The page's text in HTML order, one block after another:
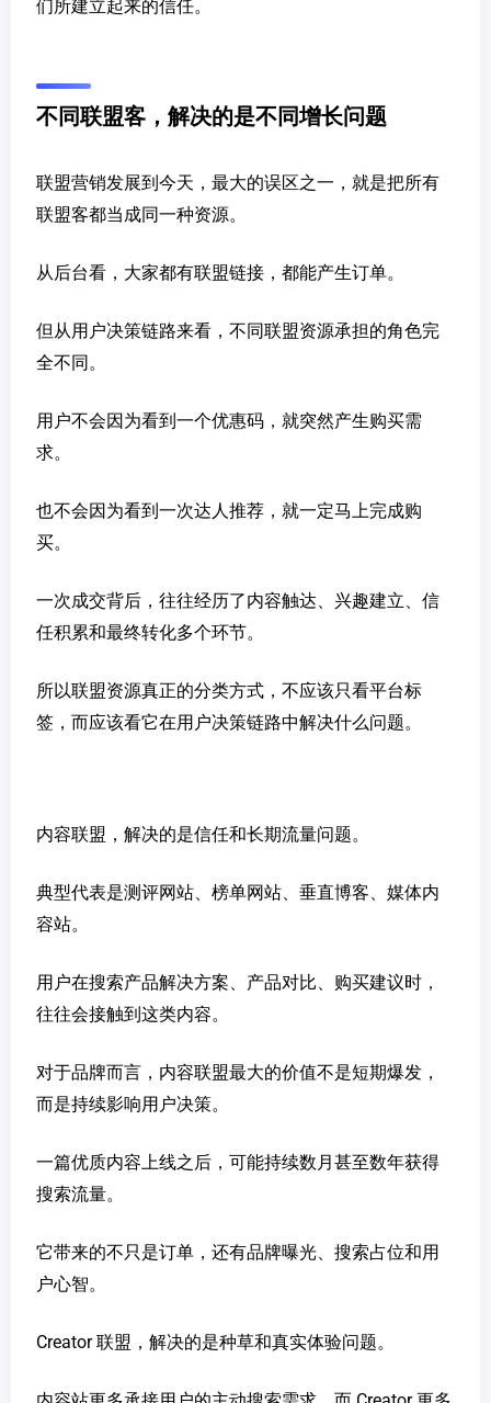
们所建立起来的信任。
不同联盟客，解决的是不同增长问题
联盟营销发展到今天，最大的误区之一，就是把所有
联盟客都当成同一种资源。
从后台看，大家都有联盟链接，都能产生订单。
但从用户决策链路来看，不同联盟资源承担的角色完
全不同。
用户不会因为看到一个优惠码，就突然产生购买需
求。
也不会因为看到一次达人推荐，就一定马上完成购
买。
一次成交背后，往往经历了内容触达、兴趣建立、信
任积累和最终转化多个环节。
所以联盟资源真正的分类方式，不应该只看平台标
签，而应该看它在用户决策链路中解决什么问题。
内容联盟，解决的是信任和长期流量问题。
典型代表是测评网站、榜单网站、垂直博客、媒体内
容站。
用户在搜索产品解决方案、产品对比、购买建议时，
往往会接触到这类内容。
对于品牌而言，内容联盟最大的价值不是短期爆发，
而是持续影响用户决策。
一篇优质内容上线之后，可能持续数月甚至数年获得
搜索流量。
它带来的不只是订单，还有品牌曝光、搜索占位和用
户心智。
Creator 联盟，解决的是种草和真实体验问题。